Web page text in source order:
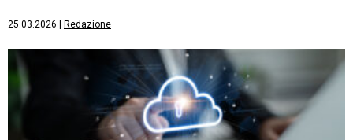
25.03.2026 Redazione